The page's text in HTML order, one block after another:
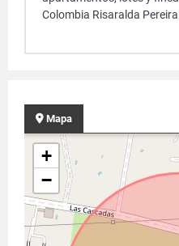
Colombia Risaralda
Mapa
+
−